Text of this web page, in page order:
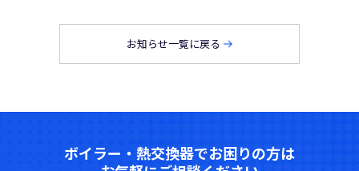
お知らせ一覧に戻る
ボイラー・熱交換器でお困りの方は